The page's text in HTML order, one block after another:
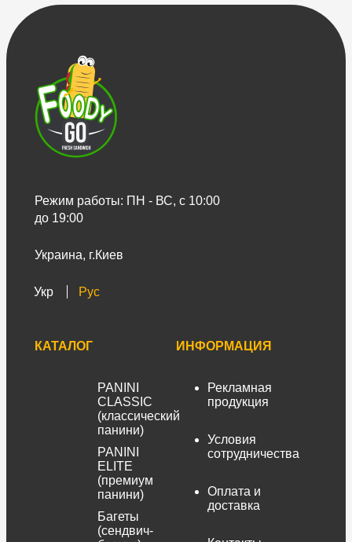
Режим работы: ПН - ВС, с 10:00
до 19:00
Украина, г.Киев
Укр Рус
КАТАЛОГ
PANINI
CLASSIC
(классический
панини)
PANINI
ELITE
(премиум
панини)
Багеты
(сендвич-
ИНФОРМАЦИЯ
Рекламная
продукция
Условия
сотрудничества
Оплата и
доставка